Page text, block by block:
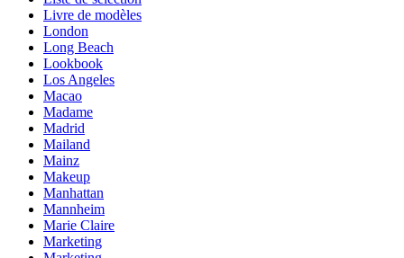
Livre de modèles
London
Long Beach
Lookbook
Los Angeles
Macao
Madame
Madrid
Mailand
Mainz
Makeup
Manhattan
Mannheim
Marie Claire
Marketing